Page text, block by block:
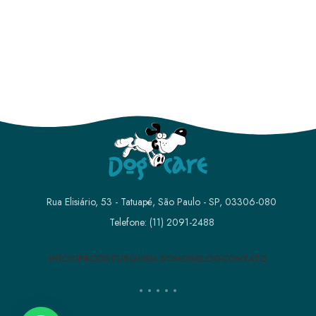
Rua Elisiário, 53 - Tatuapé, São Paulo - SP, 03306-080
Telefone: (11) 2091-2488
INÍCIOPRODUTOSQUEM SOMOSBLOGCONTATO